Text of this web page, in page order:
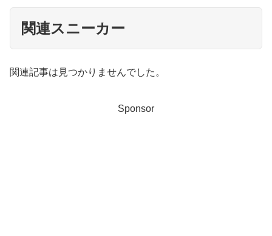
関連スニーカー
関連記事は見つかりませんでした。
Sponsor